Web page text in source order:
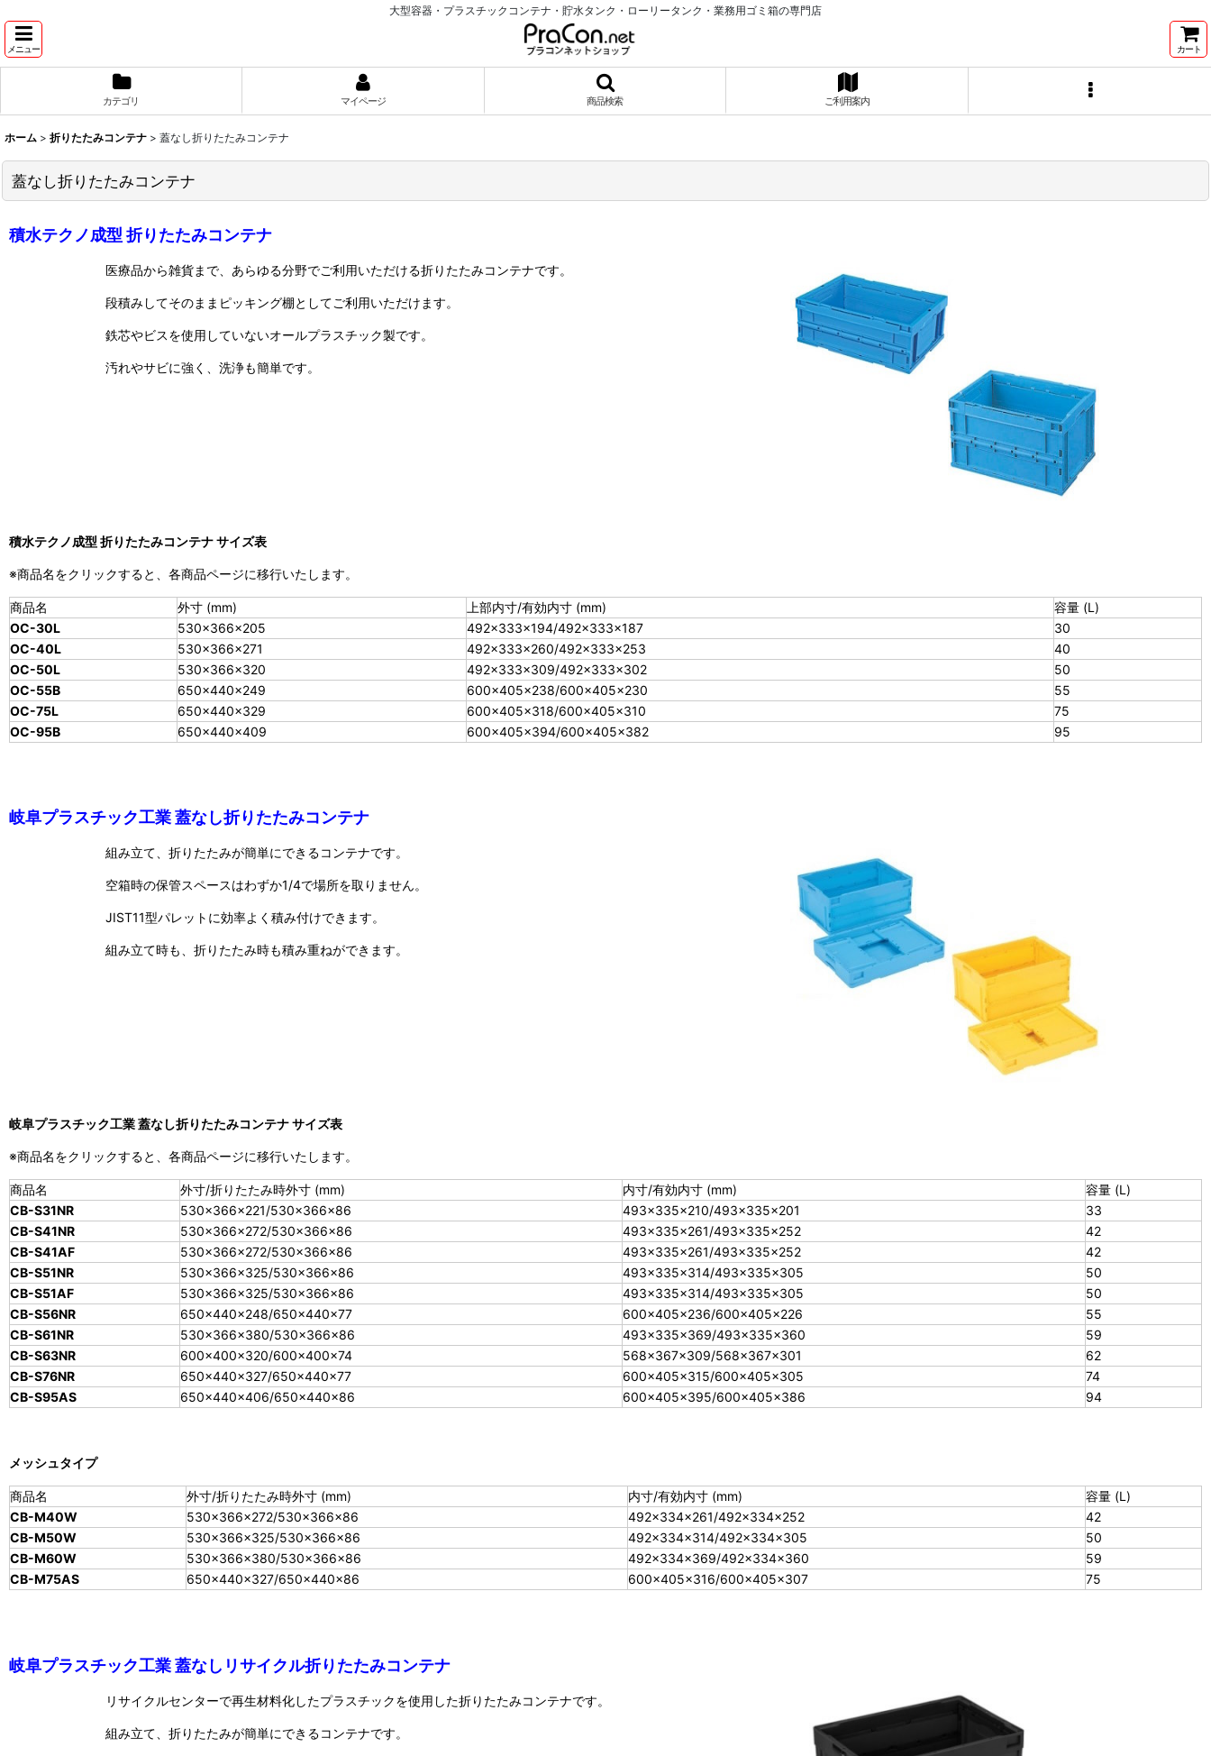
大型容器・プラスチックコンテナ・貯水タンク・ローリータンク・業務用ゴミ箱の専門店
メニュー カート
カテゴリ マイページ 商品検索 ご利用案内
ホーム > 折りたたみコンテナ > 蓋なし折りたたみコンテナ
蓋なし折りたたみコンテナ
積水テクノ成型 折りたたみコンテナ
医療品から雑貨まで、あらゆる分野でご利用いただける折りたたみコンテナです。
段積みしてそのままピッキング棚としてご利用いただけます。
鉄芯やビスを使用していないオールプラスチック製です。
汚れやサビに強く、洗浄も簡単です。
積水テクノ成型 折りたたみコンテナ サイズ表
※商品名をクリックすると、各商品ページに移行いたします。
商品名 外寸 (mm) 上部内寸/有効内寸 (mm)
容量 (L)
OC-30L
530×366×205 492×333×194/492×333×187
30
OC-40L
530×366×271 492×333×260/492×333×253
40
OC-50L
530×366×320 492×333×309/492×333×302
50
OC-55B
650×440×249 600×405×238/600×405×230
55
OC-75L
650×440×329 600×405×318/600×405×310
75
OC-95B
650×440×409 600×405×394/600×405×382 95
岐阜プラスチック工業 蓋なし折りたたみコンテナ
組み立て、折りたたみが簡単にできるコンテナです。
空箱時の保管スペースはわずか1/4で場所を取りません。
JIST11型パレットに効率よく積み付けできます。
組み立て時も、折りたたみ時も積み重ねができます。
岐阜プラスチック工業 蓋なし折りたたみコンテナ サイズ表
※商品名をクリックすると、各商品ページに移行いたします。
商品名 外寸/折りたたみ時外寸 (mm) 内寸/有効内寸 (mm)
容量 (L)
CB-S31NR
530×366×221/530×366×86 493×335×210/493×335×201
33
CB-S41NR
530×366×272/530×366×86 493×335×261/493×335×252
42
CB-S41AF
530×366×272/530×366×86 493×335×261/493×335×252
42
CB-S51NR
530×366×325/530×366×86 493×335×314/493×335×305
50
CB-S51AF
530×366×325/530×366×86 493×335×314/493×335×305
50
CB-S56NR
650×440×248/650×440×77 600×405×236/600×405×226
55
CB-S61NR
530×366×380/530×366×86 493×335×369/493×335×360
59
CB-S63NR
600×400×320/600×400×74 568×367×309/568×367×301
62
CB-S76NR
650×440×327/650×440×77 600×405×315/600×405×305
74
CB-S95AS
650×440×406/650×440×86 600×405×395/600×405×386 94
メッシュタイプ
商品名 外寸/折りたたみ時外寸 (mm) 内寸/有効内寸 (mm)
容量 (L)
CB-M40W
530×366×272/530×366×86 492×334×261/492×334×252
42
CB-M50W
530×366×325/530×366×86 492×334×314/492×334×305
50
CB-M60W
530×366×380/530×366×86 492×334×369/492×334×360
59
CB-M75AS
650×440×327/650×440×86 600×405×316/600×405×307 75
岐阜プラスチック工業 蓋なしリサイクル折りたたみコンテナ
リサイクルセンターで再生材料化したプラスチックを使用した折りたたみコンテナです。
組み立て、折りたたみが簡単にできるコンテナです。